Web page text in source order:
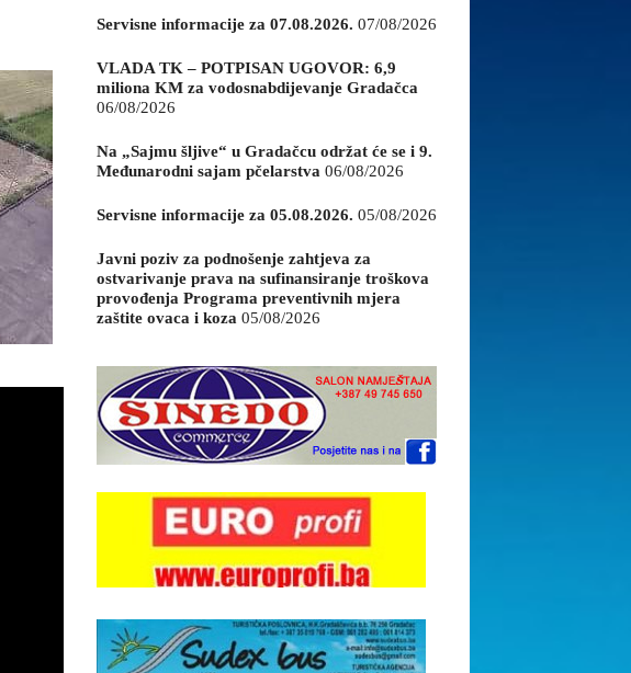
Servisne informacije za 07.08.2026. 07/08/2026
VLADA TK – POTPISAN UGOVOR: 6,9
miliona KM za vodosnabdijevanje Gradačca
06/08/2026
Na „Sajmu šljive“ u Gradačcu održat će se i 9.
Međunarodni sajam pčelarstva 06/08/2026
Servisne informacije za 05.08.2026. 05/08/2026
Javni poziv za podnošenje zahtjeva za
ostvarivanje prava na sufinansiranje troškova
provođenja Programa preventivnih mjera
zaštite ovaca i koza 05/08/2026